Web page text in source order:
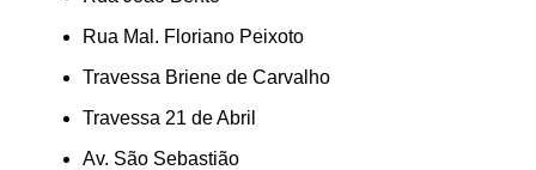
Rua Mal. Floriano Peixoto
Travessa Briene de Carvalho
Travessa 21 de Abril
Av. São Sebastião